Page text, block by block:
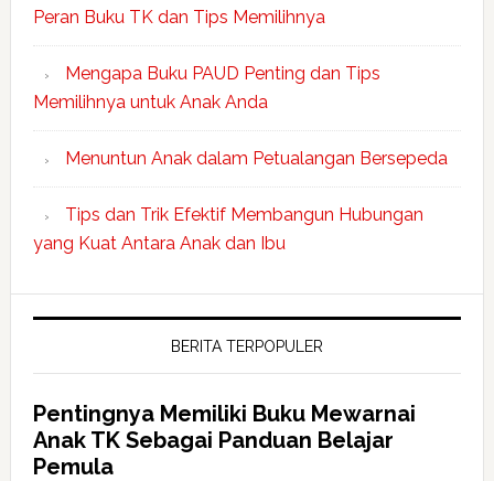
Peran Buku TK dan Tips Memilihnya
Mengapa Buku PAUD Penting dan Tips
Memilihnya untuk Anak Anda
Menuntun Anak dalam Petualangan Bersepeda
Tips dan Trik Efektif Membangun Hubungan
yang Kuat Antara Anak dan Ibu
BERITA TERPOPULER
Pentingnya Memiliki Buku Mewarnai
Anak TK Sebagai Panduan Belajar
Pemula